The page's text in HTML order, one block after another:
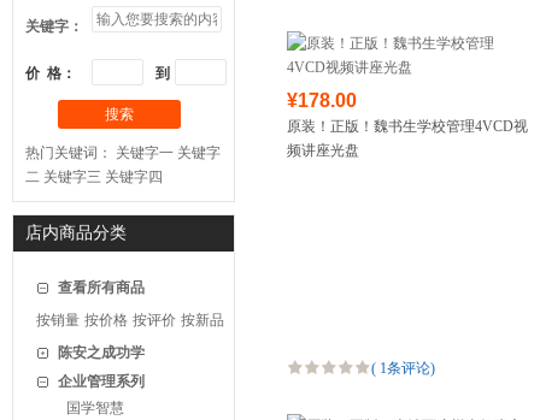
关键字：
价 格： 到
搜索
热门关键词： 关键字一 关键字
二 关键字三 关键字四
店内商品分类
查看所有商品
按销量 按价格 按评价 按新品
陈安之成功学
企业管理系列
国学智慧
¥178.00
原装！正版！魏书生学校管理4VCD视
频讲座光盘
( 1条评论)